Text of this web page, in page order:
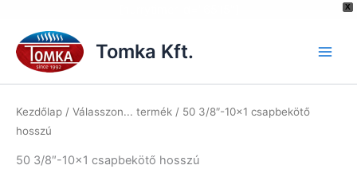
X
content
Tomka Kft.
Kezdőlap / Válasszon... termék / 50 3/8″-10×1 csapbekötő
hosszú
50 3/8″-10×1 csapbekötő hosszú